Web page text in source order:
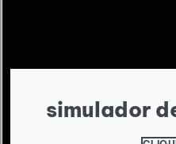
simulador